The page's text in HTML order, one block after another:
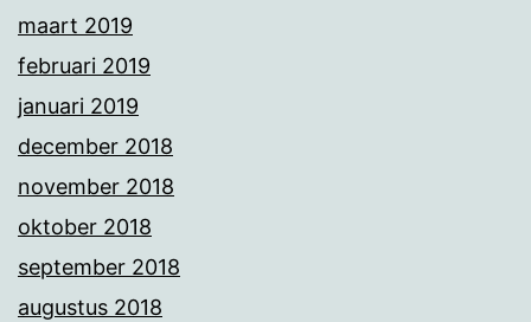
maart 2019
februari 2019
januari 2019
december 2018
november 2018
oktober 2018
september 2018
augustus 2018